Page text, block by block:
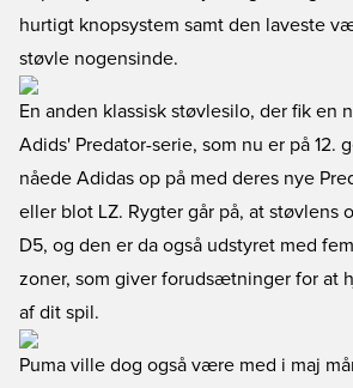
hurtigt knopsystem samt den laveste
støvle nogensinde.
En anden klassisk støvlesilo, der fik en
Adids' Predator-serie, som nu er på 12.
nåede Adidas op på med deres nye
eller blot LZ. Rygter går på, at støvlens
D5, og den er da også udstyret med
zoner, som giver forudsætninger for at
af dit spil.
Puma ville dog også være med i maj